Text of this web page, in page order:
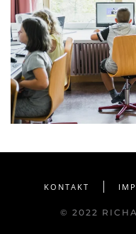
KONTAKT
© 2022